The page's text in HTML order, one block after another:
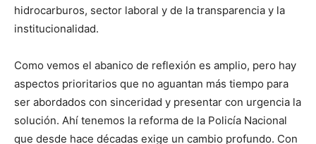
hidrocarburos, sector laboral y de la transparencia y la
institucionalidad.
Como vemos el abanico de reflexión es amplio, pero hay
aspectos prioritarios que no aguantan más tiempo para
ser abordados con sinceridad y presentar con urgencia la
solución. Ahí tenemos la reforma de la Policía Nacional
que desde hace décadas exige un cambio profundo. Con